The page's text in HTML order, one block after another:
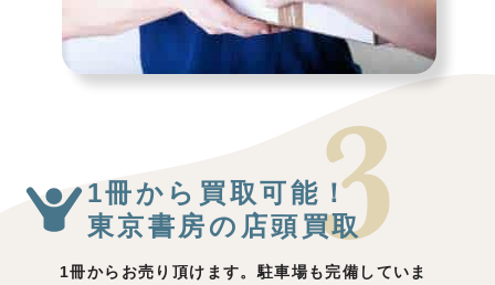
1冊から買取可能！
東京書房の店頭買取
1冊からお売り頂けます。駐車場も完備していま